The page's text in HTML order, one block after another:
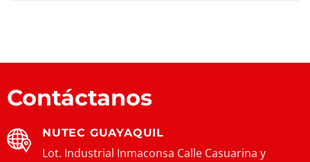
Contáctanos
NUTEC GUAYAQUIL
Lot. Industrial Inmaconsa Calle Casuarina y